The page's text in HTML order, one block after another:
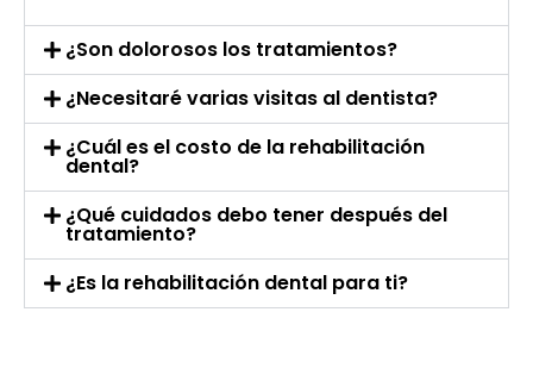
¿Son dolorosos los tratamientos?
¿Necesitaré varias visitas al dentista?
¿Cuál es el costo de la rehabilitación
dental?
¿Qué cuidados debo tener después del
tratamiento?
¿Es la rehabilitación dental para ti?